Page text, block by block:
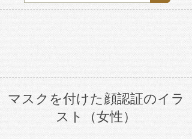
マスクを付けた顔認証のイラ
スト（女性）